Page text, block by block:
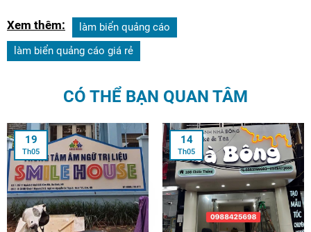
Xem thêm:
làm biển quảng cáo
làm biển quảng cáo giá rẻ
CÓ THỂ BẠN QUAN TÂM
19
Th05
14
Th05